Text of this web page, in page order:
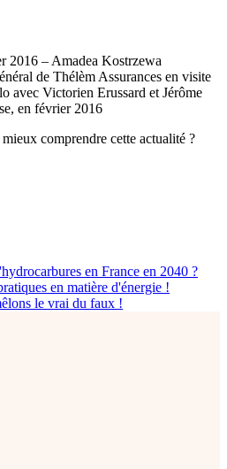
2016 – Amadea Kostrzewa
de Thélèm Assurances en visite
avec Victorien Erussard et Jérôme
en février 2016
comprendre cette actualité ?
en France en 2040 ?
en matière d'énergie !
le vrai du faux !